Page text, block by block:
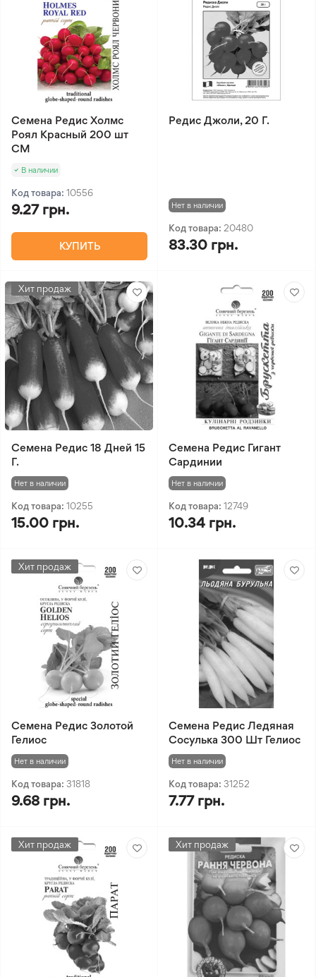
Семена Редис Холмс
Роял Красный 200 шт
СМ
В наличии
Код товара: 10556
9.27 грн.
КУПИТЬ
Редис Джоли, 20 Г.
Нет в наличии
Код товара: 20480
83.30 грн.
Хит продаж
Семена Редис 18 Дней 15
Г.
Нет в наличии
Код товара: 10255
15.00 грн.
Семена Редис Гигант
Сардинии
Нет в наличии
Код товара: 12749
10.34 грн.
Хит продаж
Семена Редис Золотой
Гелиос
Нет в наличии
Код товара: 31818
9.68 грн.
Семена Редис Ледяная
Сосулька 300 Шт Гелиос
Нет в наличии
Код товара: 31252
7.77 грн.
Хит продаж Хит продаж